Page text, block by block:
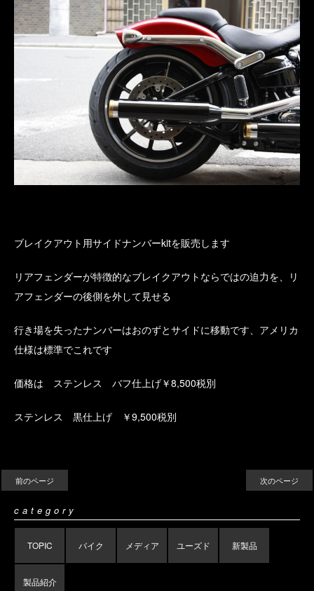
ブレイクアウト用サイドナンバーkitを販売します
リアフェンダーが特徴的なブレイクアウトならではの迫力を、リ
アフェンダーの後側を外して見せる
行き場を失ったナンバーはおのずとサイドに移動です、アメリカ
仕様は標準でこれです
価格は ステンレス バフ仕上げ￥8,500税別
ステンレス 黒仕上げ ￥9,500税別
前のページ 次のページ
category
TOPIC バイク メディア ユーズド 新製品
製品紹介